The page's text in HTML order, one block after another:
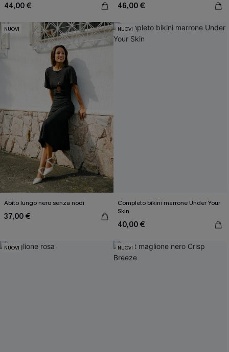
44,00 € 46,00 €
NUOVI
Abito lungo nero senza nodi
37,00 €
NUOVI
Completo bikini marrone Under Your
Skin
40,00 €
NUOVI NUOVI